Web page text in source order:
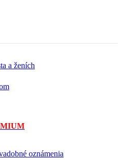
a ženích
oznámenia